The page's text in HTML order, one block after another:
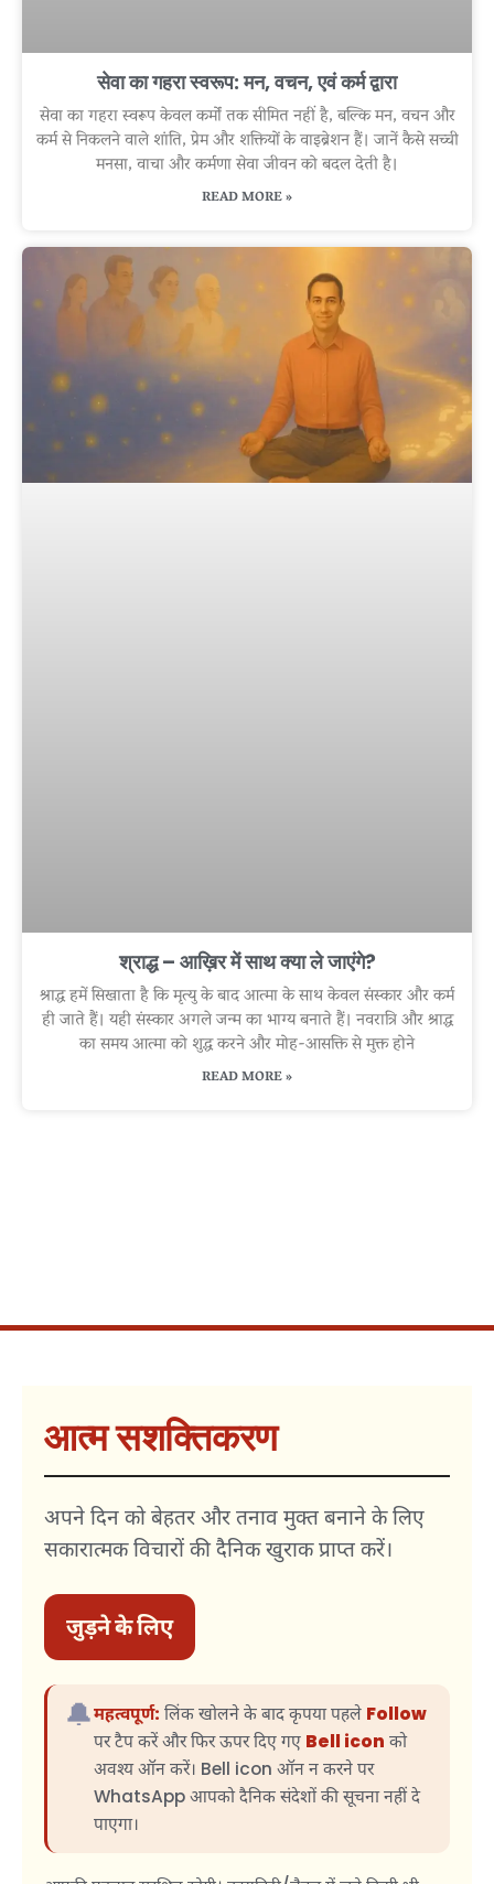
सेवा का गहरा स्वरूप: मन, वचन, एवं कर्म द्वारा
सेवा का गहरा स्वरूप केवल कर्मों तक सीमित नहीं है, बल्कि मन, वचन और
कर्म से निकलने वाले शांति, प्रेम और शक्तियों के वाइब्रेशन हैं। जानें कैसे सच्ची
मनसा, वाचा और कर्मणा सेवा जीवन को बदल देती है।
READ MORE »
श्राद्ध – आख़िर में साथ क्या ले जाएंगे?
श्राद्ध हमें सिखाता है कि मृत्यु के बाद आत्मा के साथ केवल संस्कार और कर्म
ही जाते हैं। यही संस्कार अगले जन्म का भाग्य बनाते हैं। नवरात्रि और श्राद्ध
का समय आत्मा को शुद्ध करने और मोह-आसक्ति से मुक्त होने
READ MORE »
आत्म सशक्तिकरण
अपने दिन को बेहतर और तनाव मुक्त बनाने के लिए
सकारात्मक विचारों की दैनिक खुराक प्राप्त करें।
जुड़ने के लिए
🔔महत्वपूर्ण: लिंक खोलने के बाद कृपया पहले Follow
पर टैप करें और फिर ऊपर दिए गए Bell icon को
अवश्य ऑन करें। Bell icon ऑन न करने पर
WhatsApp आपको दैनिक संदेशों की सूचना नहीं दे
पाएगा।